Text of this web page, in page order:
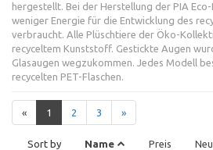
hergestellt. Bei der Herstellung der PIA
weniger Energie für die Entwicklung des
verbraucht. Alle Plüschtiere der Öko-
recyceltem Kunststoff. Gestickte Augen
Glasaugen wegzukommen. Jedes Modell
recycelten PET-Flaschen.
« 1 2 3 »
Sort by Name Preis